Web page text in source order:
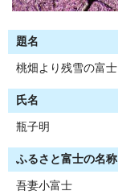
題名
桃畑より残雪の富
氏名
瓶子明
ふるさと富士の名称
吾妻小富士